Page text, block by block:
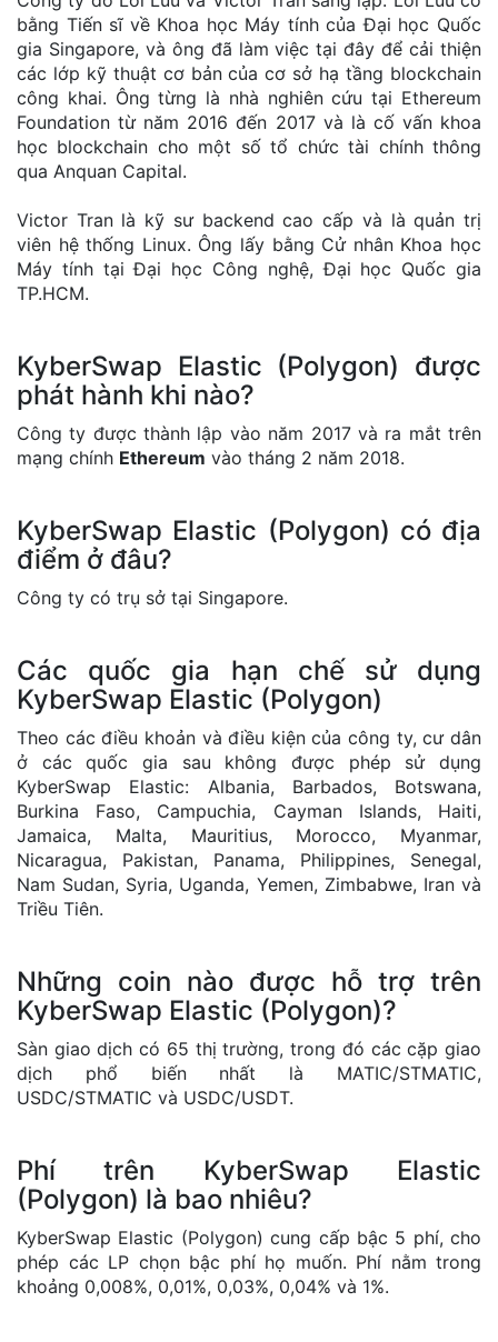
bằng Tiến sĩ về Khoa học Máy tính của Đại học Quốc
gia Singapore, và ông đã làm việc tại đây để cải thiện
các lớp kỹ thuật cơ bản của cơ sở hạ tầng blockchain
công khai. Ông từng là nhà nghiên cứu tại Ethereum
Foundation từ năm 2016 đến 2017 và là cố vấn khoa
học blockchain cho một số tổ chức tài chính thông
qua Anquan Capital.
Victor Tran là kỹ sư backend cao cấp và là quản trị
viên hệ thống Linux. Ông lấy bằng Cử nhân Khoa học
Máy tính tại Đại học Công nghệ, Đại học Quốc gia
TP.HCM.
KyberSwap Elastic (Polygon) được
phát hành khi nào?
Công ty được thành lập vào năm 2017 và ra mắt trên
mạng chính Ethereum vào tháng 2 năm 2018.
KyberSwap Elastic (Polygon) có địa
điểm ở đâu?
Công ty có trụ sở tại Singapore.
Các quốc gia hạn chế sử dụng
KyberSwap Elastic (Polygon)
Theo các điều khoản và điều kiện của công ty, cư dân
ở các quốc gia sau không được phép sử dụng
KyberSwap Elastic: Albania, Barbados, Botswana,
Burkina Faso, Campuchia, Cayman Islands, Haiti,
Jamaica, Malta, Mauritius, Morocco, Myanmar,
Nicaragua, Pakistan, Panama, Philippines, Senegal,
Nam Sudan, Syria, Uganda, Yemen, Zimbabwe, Iran và
Triều Tiên.
Những coin nào được hỗ trợ trên
KyberSwap Elastic (Polygon)?
Sàn giao dịch có 65 thị trường, trong đó các cặp giao
dịch phổ biến nhất là MATIC/STMATIC,
USDC/STMATIC và USDC/USDT.
Phí trên KyberSwap Elastic
(Polygon) là bao nhiêu?
KyberSwap Elastic (Polygon) cung cấp bậc 5 phí, cho
phép các LP chọn bậc phí họ muốn. Phí nằm trong
khoảng 0,008%, 0,01%, 0,03%, 0,04% và 1%.